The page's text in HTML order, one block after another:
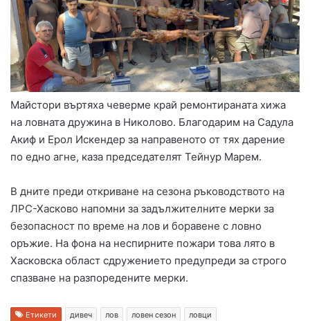
Майстори въртяха чеверме край ремонтираната хижа
на ловната дружина в Николово. Благодарим на Садула
Акиф и Ерол Искендер за направеното от тях дарение
по едно агне, каза председателят Тейнур Марем.
В дните преди откриване на сезона ръководството на
ЛРС-Хасково напомни за задължителните мерки за
безопасност по време на лов и боравене с ловно
оръжие. На фона на неспирните пожари това лято в
Хасковска област сдружението предупреди за строго
спазване на разпоредените мерки.
Етикети дивеч лов ловен сезон ловци